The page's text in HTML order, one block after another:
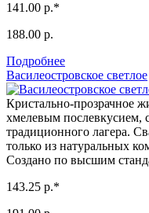
141.00 р.*
188.00 р.
Подробнее
Василеостровское светлое
Кристально-прозрачное
хмелевым послевкусием,
традиционного лагера.
только из натуральных
Создано по высшим
143.25 р.*